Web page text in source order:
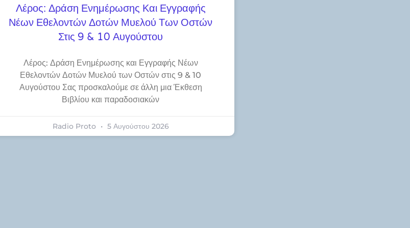
Λέρος: Δράση Ενημέρωσης Και Εγγραφής
Νέων Εθελοντών Δοτών Μυελού Των Οστών
Στις 9 & 10 Αυγούστου
Λέρος: Δράση Ενημέρωσης και Εγγραφής Νέων
Εθελοντών Δοτών Μυελού των Οστών στις 9 & 10
Αυγούστου Σας προσκαλούμε σε άλλη μια Έκθεση
Βιβλίου και παραδοσιακών
Radio Proto 5 Αυγούστου 2026